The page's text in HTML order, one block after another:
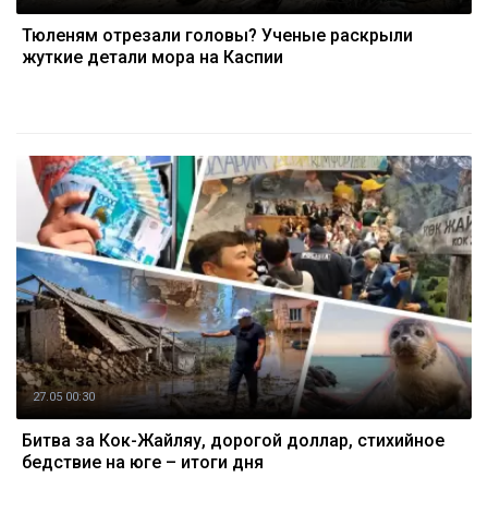
Тюленям отрезали головы? Ученые раскрыли
жуткие детали мора на Каспии
27.05 00:30
Битва за Кок-Жайляу, дорогой доллар, стихийное
бедствие на юге – итоги дня